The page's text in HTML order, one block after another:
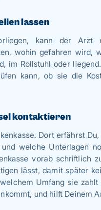
lassen
kann der Arzt
wohin gefahren wird,
im Rollstuhl oder
kann, ob sie die
kontaktieren
Dort erfährst
welche Unterlagen
vorab schriftlich
lässt, damit später
Umfang sie
und hilft Deinem